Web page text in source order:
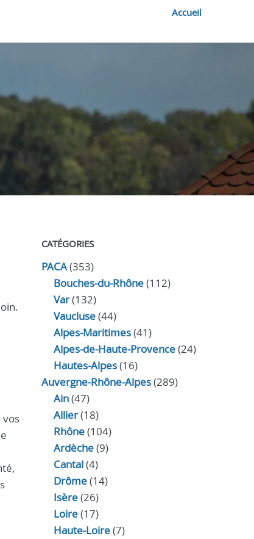
Accueil
vos
CATÉGORIES
PACA(353)
Bouches-du-Rhône(112)
Var(132)
Vaucluse(44)
Alpes-Maritimes(41)
Alpes-de-Haute-Provence(24)
Hautes-Alpes(16)
Auvergne-Rhône-Alpes(289)
Ain(47)
Allier(18)
Rhône(104)
Ardèche(9)
Cantal(4)
Drôme(14)
Isère(26)
Loire(17)
Haute-Loire(7)